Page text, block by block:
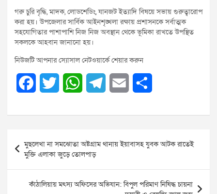
গরু চুরি বৃদ্ধি, মাদক, লোডশেডিং, যানজট ইত্যাদি বিষয়ে সভায় গুরুত্বারোপ
করা হয়। উপজেলার সার্বিক আইনশৃঙ্খলা রক্ষায় প্রশাসনকে সর্বাত্মক
সহযোগিতার পাশাপাশি নিজ নিজ অবস্থান থেকে ভূমিকা রাখতে উপস্থিত
সকলকে আহবান জানানো হয়।
নিউজটি আপনার স্যোসাল নেটওয়ার্কে শেয়ার করুন
e
o
t
t
e
W
t
s
A
e
r
i
r
navigation
মুছলেখা না সমঝোতা অষ্টগ্রাম থানায় ইয়াবাসহ যুবক আটক রাতেই
মুক্তি এলাকা জুড়ে তোলপাড় ‎ ‎
কাঁঠালিয়ায় মৎস্য অফিসের অভিযান: বিপুল পরিমাণ নিষিদ্ধ চায়না